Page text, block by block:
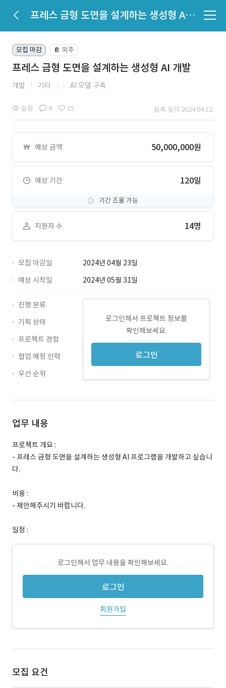
프레스 금형 도면을 설계하는 생성형 AI 개발
모집 마감 📔 외주
프레스 금형 도면을 설계하는 생성형 AI 개발
개발 기타 AI 모델 구축
높음 4 15 등록 일자 2024.04.12.
예상 금액 50,000,000원
예상 기간 120일
기간 조율 가능
지원자 수 14명
모집 마감일
2024년 04월 23일
예상 시작일
2024년 05월 31일
로그인해서 프로젝트 정보를
확인해보세요.
로그인
진행 분류
기획 상태
프로젝트 경험
협업 예정 인력
우선 순위
업무 내용
프로젝트 개요 :
- 프레스 금형 도면을 설계하는 생성형 AI 프로그램을 개발하고 싶습니
다.
비용 :
- 제안해주시기 바랍니다.
일정 :
로그인해서 업무 내용을 확인해보세요.
로그인
회원가입
모집 요건